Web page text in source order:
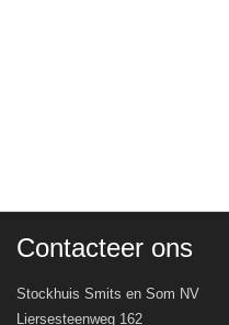
Contacteer ons
Stockhuis Smits en Som NV
Liersesteenweg 162